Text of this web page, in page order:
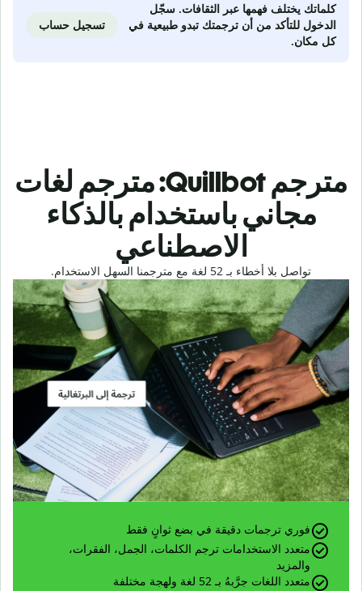
كلماتك يختلف فهمها عبر الثقافات. سجّل
الدخول للتأكد من أن ترجمتك تبدو طبيعية في
كل مكان.
تسجيل حساب
مترجم Quillbot: مترجم لغات
مجاني باستخدام بالذكاء
الاصطناعي
تواصل بلا أخطاء بـ 52 لغة مع مترجمنا السهل الاستخدام.
فوري ترجمات دقيقة في بضع ثوانٍ فقط
متعدد الاستخدامات ترجم الكلمات، الجمل، الفقرات،
والمزيد
متعدد اللغات جرَّبهُ بـ 52 لغة ولهجة مختلفة